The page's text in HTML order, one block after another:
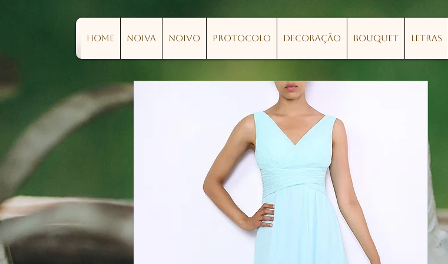
Home Noiva Noivo Protocolo Decoração Bouquet Letras